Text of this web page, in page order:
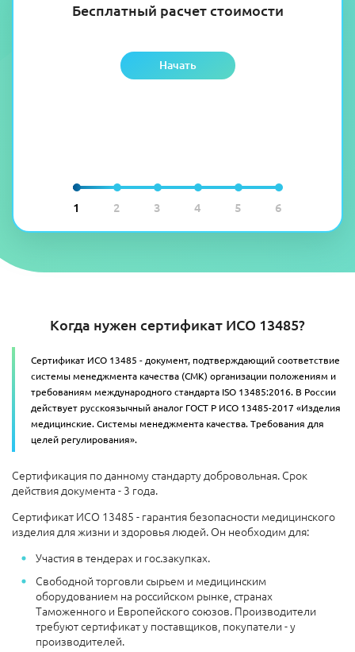
1 2 3 4 5 6
Бесплатный расчет стоимости
Начать
Когда нужен сертификат ИСО 13485?
Сертификат ИСО 13485 - документ, подтверждающий соответствие
системы менеджмента качества (СМК) организации положениям и
требованиям международного стандарта ISO 13485:2016. В России
действует русскоязычный аналог ГОСТ Р ИСО 13485-2017 «Изделия
медицинские. Системы менеджмента качества. Требования для
целей регулирования».
Сертификация по данному стандарту добровольная. Срок
действия документа - 3 года.
Сертификат ИСО 13485 - гарантия безопасности медицинского
изделия для жизни и здоровья людей. Он необходим для:
Участия в тендерах и гос.закупках.
Свободной торговли сырьем и медицинским
оборудованием на российском рынке, странах
Таможенного и Европейского союзов. Производители
требуют сертификат у поставщиков, покупатели - у
производителей.